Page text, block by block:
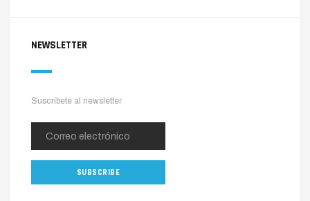
NEWSLETTER
Suscríbete al newsletter